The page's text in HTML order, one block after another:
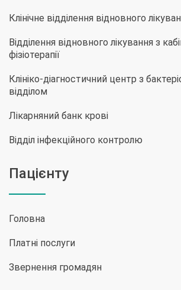
Клінічне відділення відновного
Відділення відновного лікування з
фізіотерапії
Клініко-діагностичний центр з
відділом
Лікарняний банк крові
Відділ інфекційного контролю
Пацієнту
Головна
Платні послуги
Звернення громадян